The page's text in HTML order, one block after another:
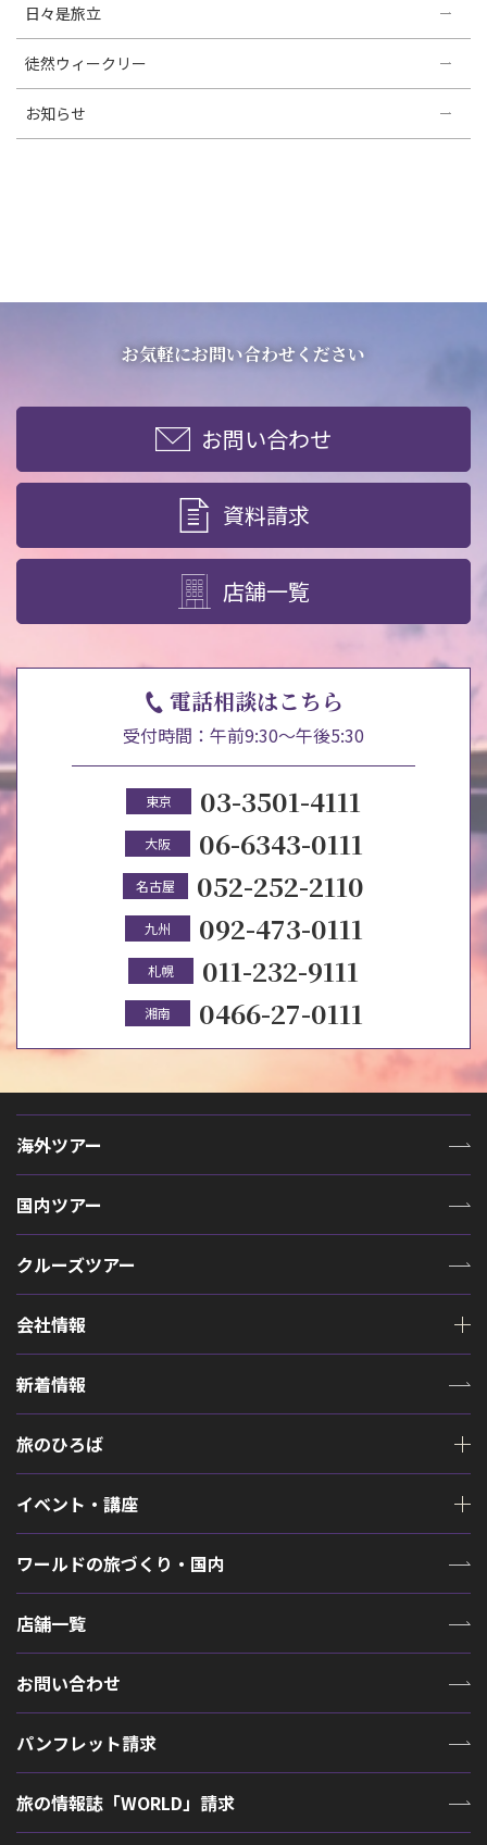
日々是旅立
徒然ウィークリー
お知らせ
お気軽にお問い合わせください
お問い合わせ
資料請求
店舗一覧
電話相談はこちら
受付時間：午前9:30～午後5:30
東京 03-3501-4111
大阪 06-6343-0111
名古屋 052-252-2110
九州 092-473-0111
札幌 011-232-9111
湘南 0466-27-0111
海外ツアー
国内ツアー
クルーズツアー
会社情報
新着情報
旅のひろば
イベント・講座
ワールドの旅づくり・国内
店舗一覧
お問い合わせ
パンフレット請求
旅の情報誌「WORLD」請求